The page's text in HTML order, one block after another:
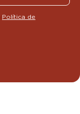
Política de